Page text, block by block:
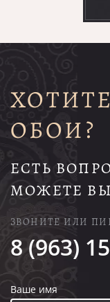
ОБОИ?
ЕСТЬ
МОЖЕТЕ
ЗВОНИТЕ ИЛИ
8 (963)
Ваше имя